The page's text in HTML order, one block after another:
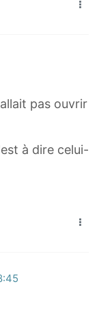
pas ouvrir
à dire celui-